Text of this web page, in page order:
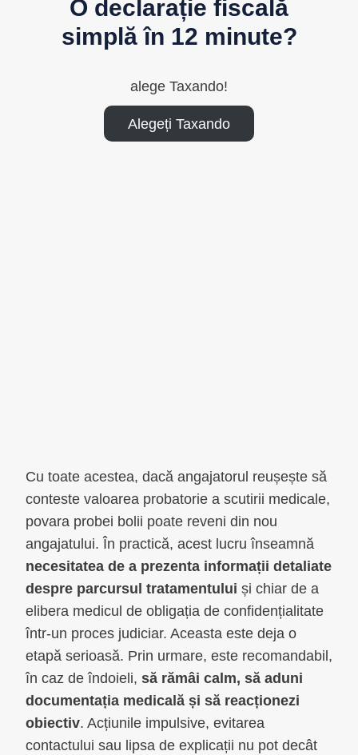
O declarație fiscală
simplă în 12 minute?
alege Taxando!
Alegeți Taxando
Cu toate acestea, dacă angajatorul reușește să
conteste valoarea probatorie a scutirii medicale,
povara probei bolii poate reveni din nou
angajatului. În practică, acest lucru înseamnă
necesitatea de a prezenta informații detaliate
despre parcursul tratamentului și chiar de a
elibera medicul de obligația de confidențialitate
într-un proces judiciar. Aceasta este deja o
etapă serioasă. Prin urmare, este recomandabil,
în caz de îndoieli, să rămâi calm, să aduni
documentația medicală și să reacționezi
obiectiv. Acțiunile impulsive, evitarea
contactului sau lipsa de explicații nu pot decât